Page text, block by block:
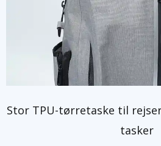
Stor TPU-tørretaske til
tasker